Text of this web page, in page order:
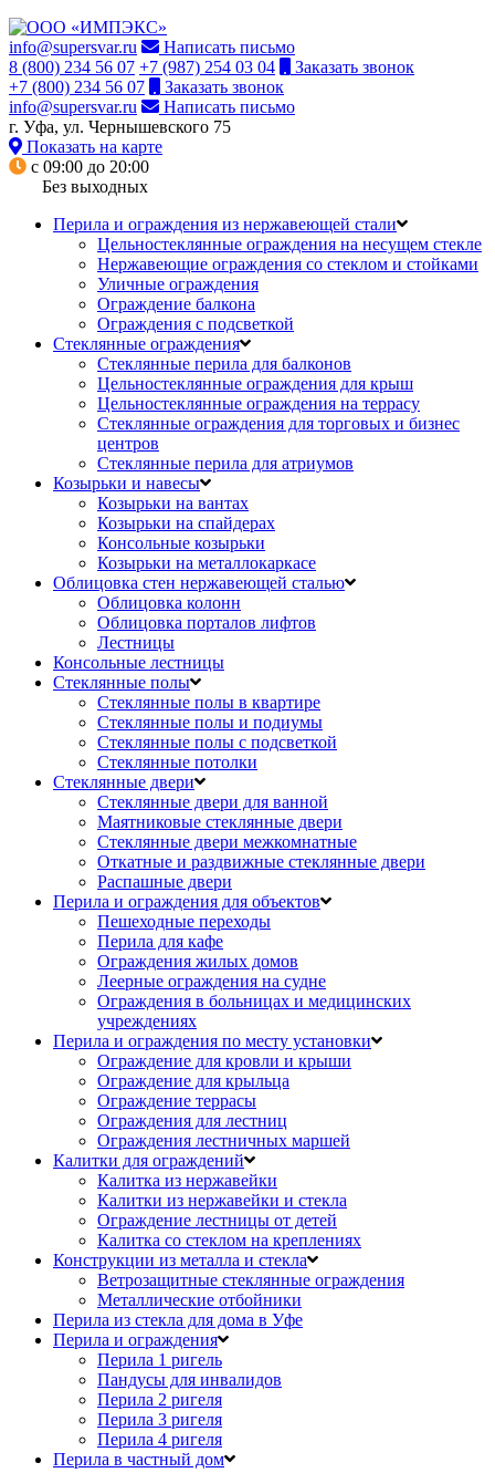
info@supersvar.ru
Написать письмо
8 (800) 234 56 07 +7 (987) 254 03 04
Заказать звонок
+7 (800) 234 56 07
Заказать звонок
info@supersvar.ru
Написать письмо
г. Уфа, ул. Чернышевского 75
Показать на карте
с 09:00 до 20:00
Без выходных
Перила и ограждения из нержавеющей стали
Цельностеклянные ограждения на несущем стекле
Нержавеющие ограждения со стеклом и стойками
Уличные ограждения
Ограждение балкона
Ограждения с подсветкой
Стеклянные ограждения
Стеклянные перила для балконов
Цельностеклянные ограждения для крыш
Цельностеклянные ограждения на террасу
Стеклянные ограждения для торговых и бизнес
центров
Стеклянные перила для атриумов
Козырьки и навесы
Козырьки на вантах
Козырьки на спайдерах
Консольные козырьки
Козырьки на металлокаркасе
Облицовка стен нержавеющей сталью
Облицовка колонн
Облицовка порталов лифтов
Лестницы
Консольные лестницы
Стеклянные полы
Стеклянные полы в квартире
Стеклянные полы и подиумы
Стеклянные полы с подсветкой
Стеклянные потолки
Стеклянные двери
Стеклянные двери для ванной
Маятниковые стеклянные двери
Стеклянные двери межкомнатные
Откатные и раздвижные стеклянные двери
Распашные двери
Перила и ограждения для объектов
Пешеходные переходы
Перила для кафе
Ограждения жилых домов
Леерные ограждения на судне
Ограждения в больницах и медицинских
учреждениях
Перила и ограждения по месту установки
Ограждение для кровли и крыши
Ограждение для крыльца
Ограждение террасы
Ограждения для лестниц
Ограждения лестничных маршей
Калитки для ограждений
Калитка из нержавейки
Калитки из нержавейки и стекла
Ограждение лестницы от детей
Калитка со стеклом на креплениях
Конструкции из металла и стекла
Ветрозащитные стеклянные ограждения
Металлические отбойники
Перила из стекла для дома в Уфе
Перила и ограждения
Перила 1 ригель
Пандусы для инвалидов
Перила 2 ригеля
Перила 3 ригеля
Перила 4 ригеля
Перила в частный дом